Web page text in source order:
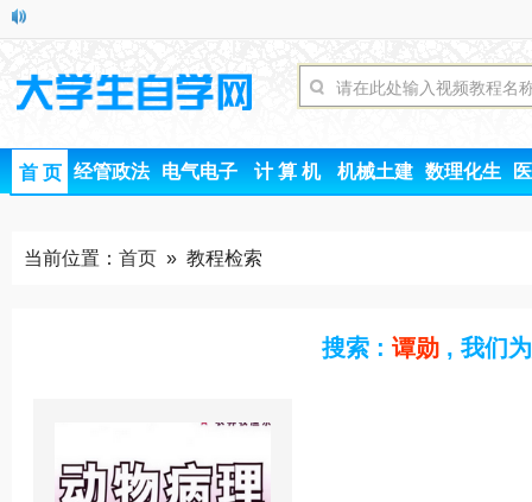
首 页 经管政法 电气电子 计 算 机 机械土建 数理化生
当前位置： 首页 » 教程检索
搜索 : 谭勋 , 我们